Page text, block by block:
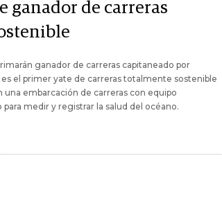
ganador de carreras
ganador de carreras capitaneado por
es el primer yate de carreras totalmente sostenible
embarcación de carreras con equipo
medir y registrar la salud del océano.